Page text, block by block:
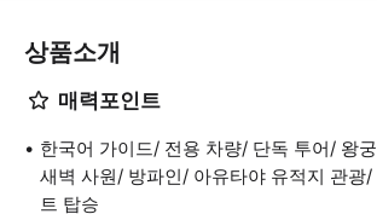
상품소개
매력포인트
한국어 가이드/ 전용 차량/ 단독 투어/ 왕
새벽 사원/ 방파인/ 아유타야 유적지 관광
트 탑승